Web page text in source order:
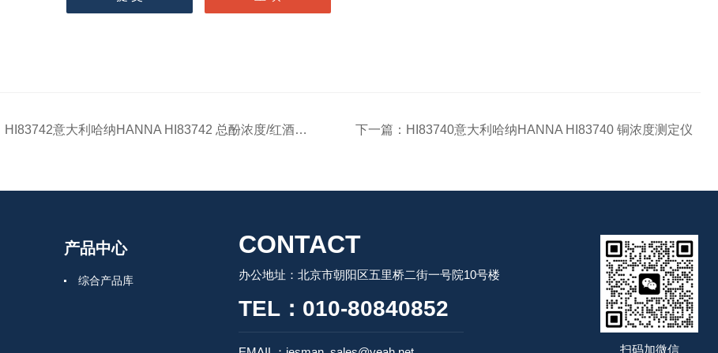
HI83742意大利哈纳HANNA HI83742 总酚浓度/红酒色度测定仪 下一篇： HI83740意大利哈纳HANNA HI83740 铜浓度测定仪
产品中心
综合产品库
CONTACT
办公地址：北京市朝阳区五里桥二街一号院10号楼
TEL：010-80840852
扫码加微信